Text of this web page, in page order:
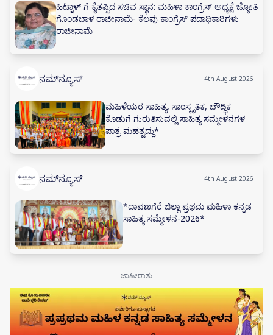
ಹಿಟ್ನಾಳ್ ಗೆ ಕೈತಪ್ಪಿದ ಸಚಿವ ಸ್ಥಾನ: ಮಹಿಳಾ ಕಾಂಗ್ರೆಸ್ ಅಧ್ಯಕ್ಷೆ ಜ್ಯೋತಿ
ಗೊಂಡಬಾಳ ರಾಜೀನಾಮೆ- ಕೆಲವು ಕಾಂಗ್ರೆಸ್ ಪದಾಧಿಕಾರಿಗಳು
ರಾಜೀನಾಮೆ
ನಮ್‌ನ್ಯೂಸ್ 4th August 2026
ಮಹಿಳೆಯರ ಸಾಹಿತ್ಯ, ಸಾಂಸ್ಕೃತಿಕ, ಬೌದ್ಧಿಕ
ಕೊಡುಗೆ ಗುರುತಿಸುವಲ್ಲಿ ಸಾಹಿತ್ಯ ಸಮ್ಮೇಳನಗಳ
ಪಾತ್ರ ಮಹತ್ವದ್ದು*
ನಮ್‌ನ್ಯೂಸ್ 4th August 2026
*ದಾವಣಗೆರೆ ಜಿಲ್ಲಾ ಪ್ರಥಮ ಮಹಿಳಾ ಕನ್ನಡ
ಸಾಹಿತ್ಯ ಸಮ್ಮೇಳನ-2026*